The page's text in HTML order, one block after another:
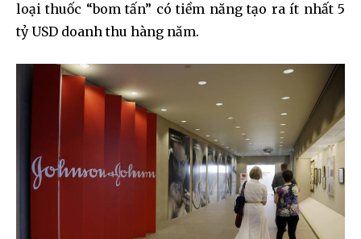
loại thuốc “bom tấn” có tiềm năng tạo ra ít nhất 5
tỷ USD doanh thu hàng năm.